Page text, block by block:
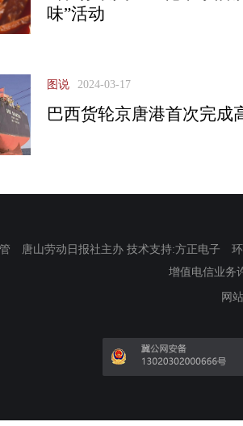
味”活动
图说 2024-03-17
巴西货轮京唐港首次完成
唐山劳动日报社主办 技术支持:方正电子
增值电信业务
网